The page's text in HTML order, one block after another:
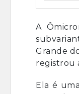
A
Grande
registrou
Ela é